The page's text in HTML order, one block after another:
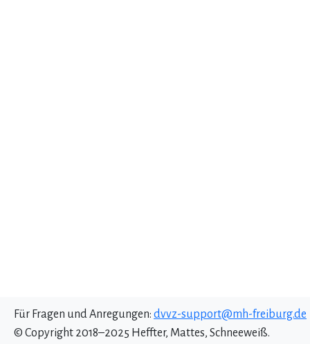
Für Fragen und Anregungen: dvvz-support@mh-freiburg.de
© Copyright 2018–2025 Heffter, Mattes, Schneeweiß.